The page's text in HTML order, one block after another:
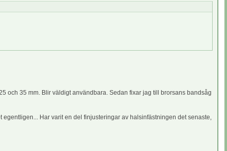
och 35 mm. Blir väldigt användbara. Sedan fixar jag till brorsans bandsåg
Har varit en del finjusteringar av halsinfästningen det senaste,